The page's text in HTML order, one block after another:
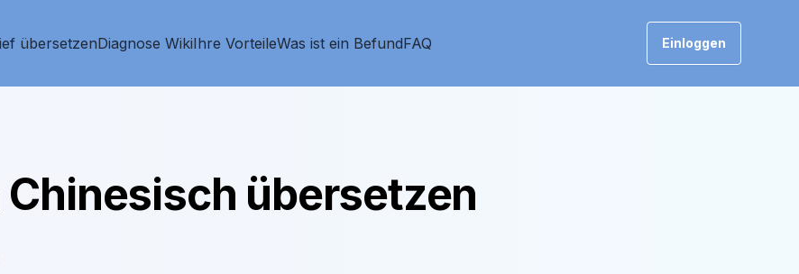
übersetzenDiagnose WikiIhre VorteileWas ist ein BefundFAQ Einloggen
Chinesisch übersetzen